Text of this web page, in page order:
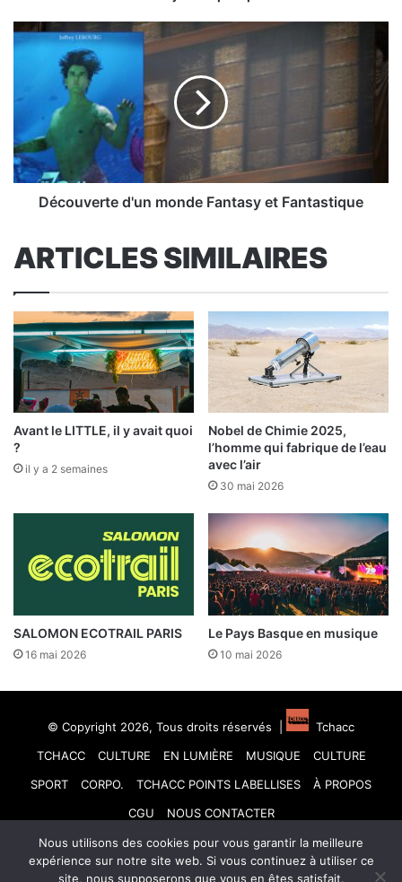
Découverte
d'un
et
Fantastique
Découverte d'un monde Fantasy et Fantastique
ARTICLES SIMILAIRES
Avant le LITTLE, il y avait quoi
?
il y a 2 semaines
Nobel de Chimie 2025,
l’homme qui fabrique de l’eau
avec l’air
30 mai 2026
SALOMON ECOTRAIL PARIS
16 mai 2026
Le Pays Basque en musique
10 mai 2026
© Copyright 2026, Tous droits réservés |
Tchacc
TCHACC
CULTURE EN LUMIÈRE MUSIQUE
CULTURE
SPORT
CORPO. TCHACC POINTS LABELLISES
À PROPOS
CGU
NOUS CONTACTER
Facebook
X LinkedinYouTubeInstagram
TikTok
Nous utilisons des cookies pour vous garantir la meilleure
expérience sur notre site web. Si vous continuez à utiliser ce
site, nous supposerons que vous en êtes satisfait.